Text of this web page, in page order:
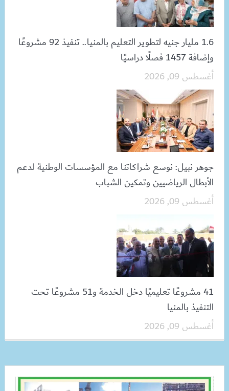
1.6 مليار جنيه لتطوير التعليم بالمنيا.. تنفيذ 92 مشروعًا
وإضافة 1457 فصلًا دراسيًا
أغسطس 09, 2026
جوهر نبيل: نوسع شراكاتنا مع المؤسسات الوطنية لدعم
الأبطال الرياضيين وتمكين الشباب
أغسطس 09, 2026
41 مشروعًا تعليميًا دخل الخدمة و51 مشروعًا تحت
التنفيذ بالمنيا
أغسطس 09, 2026